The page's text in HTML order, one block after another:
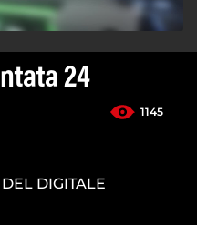
24
1145
DIGITALE